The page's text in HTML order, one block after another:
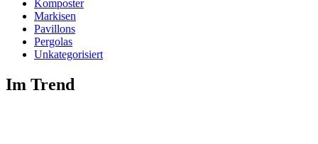
Komposter
Markisen
Pavillons
Pergolas
Unkategorisiert
Im Trend